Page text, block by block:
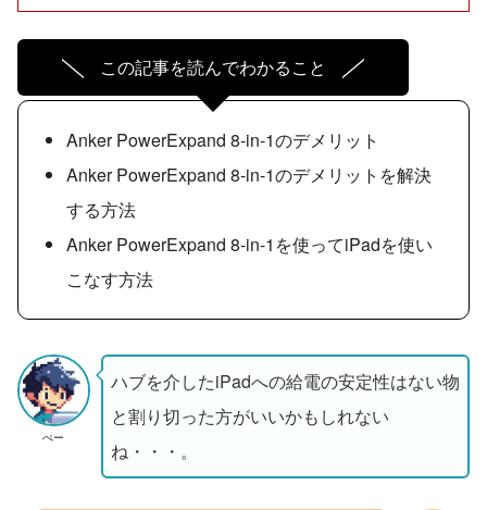
この記事を読んでわかること
Anker PowerExpand 8-in-1のデメリット
Anker PowerExpand 8-in-1のデメリットを解決
する方法
Anker PowerExpand 8-in-1を使ってiPadを使い
こなす方法
ぺー
ハブを介したiPadへの給電の安定性はない物
と割り切った方がいいかもしれない
ね・・・。